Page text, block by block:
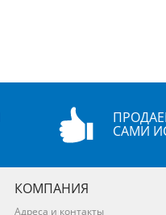
САМИ
КОМПАНИЯ
Адреса и контакты